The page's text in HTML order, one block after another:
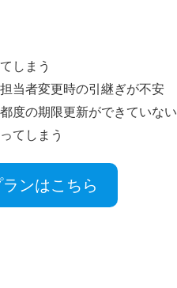
しまう
当者変更時の引継ぎが不安
度の期限更新ができていない
てしまう
ンはこちら